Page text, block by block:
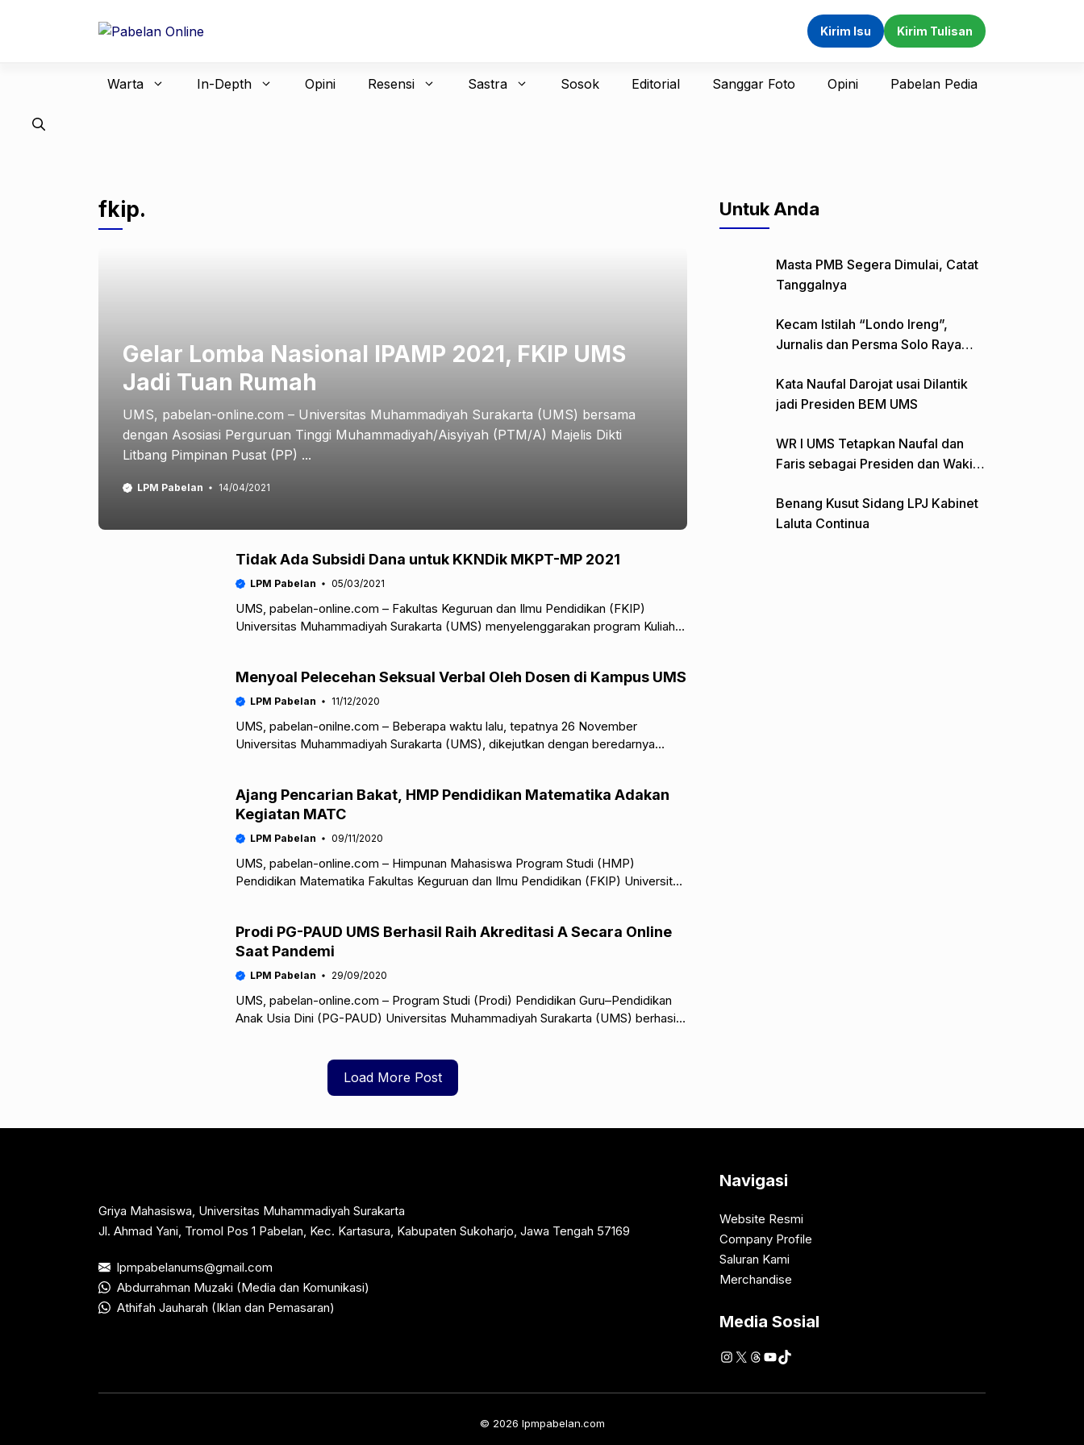
Kirim Isu Kirim Tulisan
Warta In-Depth Opini Resensi Sastra Sosok Editorial Sanggar Foto Opini Pabelan Pedia
fkip.
Gelar Lomba Nasional IPAMP 2021, FKIP UMS
Jadi Tuan Rumah
UMS, pabelan-online.com – Universitas Muhammadiyah Surakarta (UMS) bersama
dengan Asosiasi Perguruan Tinggi Muhammadiyah/Aisyiyah (PTM/A) Majelis Dikti
Litbang Pimpinan Pusat (PP) ...
LPM Pabelan 14/04/2021
Tidak Ada Subsidi Dana untuk KKNDik MKPT-MP 2021
LPM Pabelan 05/03/2021
UMS, pabelan-online.com – Fakultas Keguruan dan Ilmu Pendidikan (FKIP)
Universitas Muhammadiyah Surakarta (UMS) menyelenggarakan program Kuliah
Menyoal Pelecehan Seksual Verbal Oleh Dosen di Kampus UMS
LPM Pabelan 11/12/2020
UMS, pabelan-onilne.com – Beberapa waktu lalu, tepatnya 26 November
Universitas Muhammadiyah Surakarta (UMS), dikejutkan dengan beredarnya
Ajang Pencarian Bakat, HMP Pendidikan Matematika Adakan
Kegiatan MATC
LPM Pabelan 09/11/2020
UMS, pabelan-online.com – Himpunan Mahasiswa Program Studi (HMP)
Pendidikan Matematika Fakultas Keguruan dan Ilmu Pendidikan (FKIP) Universitas
Prodi PG-PAUD UMS Berhasil Raih Akreditasi A Secara Online
Saat Pandemi
LPM Pabelan 29/09/2020
UMS, pabelan-online.com – Program Studi (Prodi) Pendidikan Guru–Pendidikan
Anak Usia Dini (PG-PAUD) Universitas Muhammadiyah Surakarta (UMS) berhasil
Load More Post
Untuk Anda
Masta PMB Segera Dimulai, Catat
Tanggalnya
Kecam Istilah “Londo Ireng”,
Jurnalis dan Persma Solo Raya
Kata Naufal Darojat usai Dilantik
jadi Presiden BEM UMS
WR I UMS Tetapkan Naufal dan
Faris sebagai Presiden dan Wakil
Benang Kusut Sidang LPJ Kabinet
Laluta Continua
Griya Mahasiswa, Universitas Muhammadiyah Surakarta
Jl. Ahmad Yani, Tromol Pos 1 Pabelan, Kec. Kartasura, Kabupaten Sukoharjo, Jawa Tengah 57169
lpmpabelanums@gmail.com
Abdurrahman Muzaki (Media dan Komunikasi)
Athifah Jauharah (Iklan dan Pemasaran)
Navigasi
Website Resmi
Company Profile
Saluran Kami
Merchandise
Media Sosial
Instagram
X Threads
YouTube
TikTok
© 2026 lpmpabelan.com